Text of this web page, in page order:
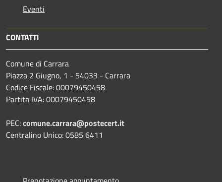
Eventi
CONTATTI
Comune di Carrara
Piazza 2 Giugno, 1 - 54033 - Carrara
Codice Fiscale: 00079450458
Partita IVA: 00079450458
PEC:comune.carrara@postecert.it
Centralino Unico: 0585 6411